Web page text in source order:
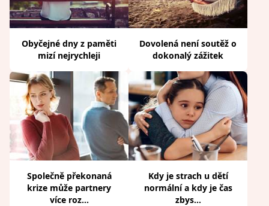
Obyčejné dny z paměti
mizí nejrychleji
Dovolená není soutěž o
dokonalý zážitek
Společně překonaná
krize může partnery
více roz...
Kdy je strach u dětí
normální a kdy je čas
zbys...